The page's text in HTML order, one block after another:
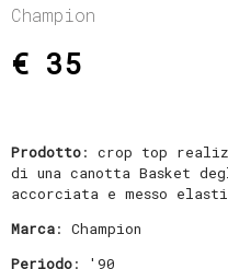
Champion
€ 35
Prodotto: crop top
di una canotta Basket
accorciata e messo
Marca: Champion
Periodo: '90